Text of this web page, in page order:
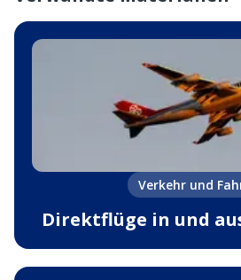
Verkehr und
Direktflüge in und